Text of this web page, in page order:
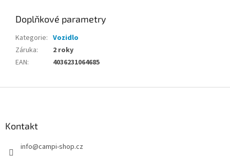
Doplňkové parametry
Kategorie: Vozidlo
Záruka:
2 roky
EAN: 4036231064685
Kontakt
info@campi-shop.cz